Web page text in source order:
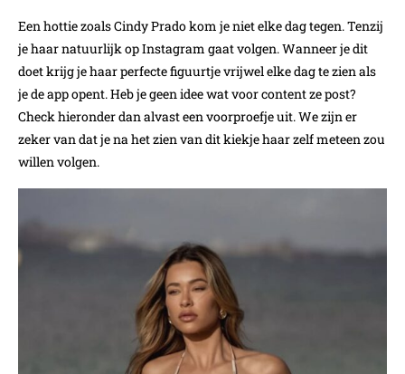
Een hottie zoals Cindy Prado kom je niet elke dag tegen. Tenzij
je haar natuurlijk op Instagram gaat volgen. Wanneer je dit
doet krijg je haar perfecte figuurtje vrijwel elke dag te zien als
je de app opent. Heb je geen idee wat voor content ze post?
Check hieronder dan alvast een voorproefje uit. We zijn er
zeker van dat je na het zien van dit kiekje haar zelf meteen zou
willen volgen.